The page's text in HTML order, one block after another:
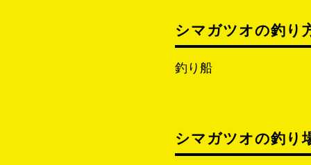
シマガツオの釣り
釣り船
シマガツオの釣り